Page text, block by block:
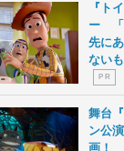
『ト
ー 「
先に
ない
P R
舞台
ン公
画！